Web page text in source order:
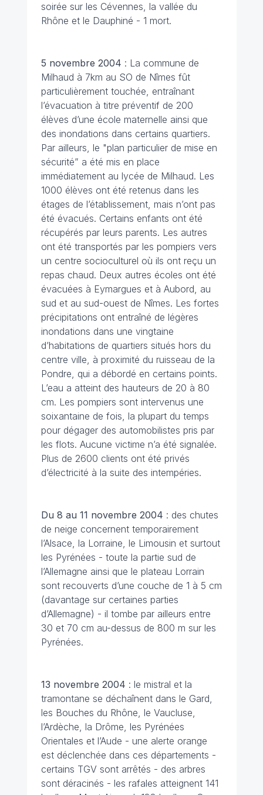
soirée sur les Cévennes, la vallée du
Rhône et le Dauphiné - 1 mort.
5 novembre 2004 : La commune de
Milhaud à 7km au SO de Nîmes fût
particulièrement touchée, entraînant
l’évacuation à titre préventif de 200
élèves d’une école maternelle ainsi que
des inondations dans certains quartiers.
Par ailleurs, le "plan particulier de mise en
sécurité” a été mis en place
immédiatement au lycée de Milhaud. Les
1000 élèves ont été retenus dans les
étages de l’établissement, mais n’ont pas
été évacués. Certains enfants ont été
récupérés par leurs parents. Les autres
ont été transportés par les pompiers vers
un centre socioculturel où ils ont reçu un
repas chaud. Deux autres écoles ont été
évacuées à Eymargues et à Aubord, au
sud et au sud-ouest de Nîmes. Les fortes
précipitations ont entraîné de légères
inondations dans une vingtaine
d’habitations de quartiers situés hors du
centre ville, à proximité du ruisseau de la
Pondre, qui a débordé en certains points.
L’eau a atteint des hauteurs de 20 à 80
cm. Les pompiers sont intervenus une
soixantaine de fois, la plupart du temps
pour dégager des automobilistes pris par
les flots. Aucune victime n’a été signalée.
Plus de 2600 clients ont été privés
d’électricité à la suite des intempéries.
Du 8 au 11 novembre 2004 : des chutes
de neige concernent temporairement
l’Alsace, la Lorraine, le Limousin et surtout
les Pyrénées - toute la partie sud de
l’Allemagne ainsi que le plateau Lorrain
sont recouverts d’une couche de 1 à 5 cm
(davantage sur certaines parties
d’Allemagne) - il tombe par ailleurs entre
30 et 70 cm au-dessus de 800 m sur les
Pyrénées.
13 novembre 2004 : le mistral et la
tramontane se déchaînent dans le Gard,
les Bouches du Rhône, le Vaucluse,
l’Ardèche, la Drôme, les Pyrénées
Orientales et l’Aude - une alerte orange
est déclenchée dans ces départements -
certains TGV sont arrêtés - des arbres
sont déracinés - les rafales atteignent 141